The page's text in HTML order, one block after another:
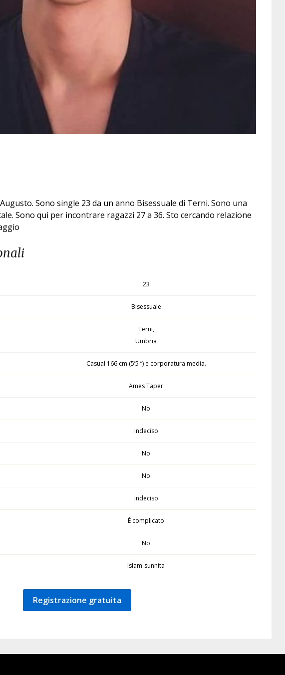
Sono single 23 da un anno Bisessuale di Terni. Sono una
Sono qui per incontrare ragazzi 27 a 36. Sto cercando relazione
23
Bisessuale
Terni,
Umbria
Casual 166 cm (5’5 “) e corporatura media.
Ames Taper
No
indeciso
No
No
indeciso
È complicato
No
Islam-sunnita
Registrazione gratuita